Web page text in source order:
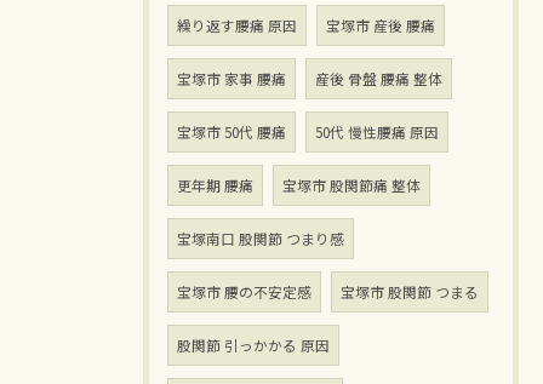
繰り返す腰痛 原因 宝塚市 産後 腰痛
宝塚市 家事 腰痛 産後 骨盤 腰痛 整体
宝塚市 50代 腰痛 50代 慢性腰痛 原因
更年期 腰痛 宝塚市 股関節痛 整体
宝塚南口 股関節 つまり感
宝塚市 腰の不安定感 宝塚市 股関節 つまる
股関節 引っかかる 原因